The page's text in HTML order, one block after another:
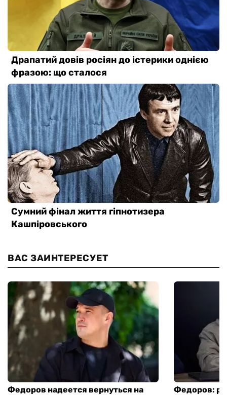
ВАС ЗАИНТЕРЕСУЕТ
Федоров надеется вернуться на
Федоров: